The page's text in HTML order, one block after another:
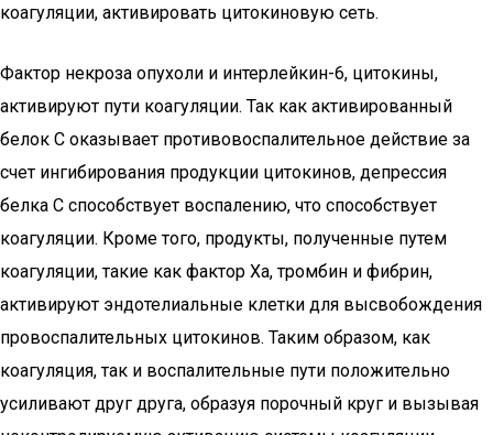
коагуляции, активировать цитокиновую сеть.
Фактор некроза опухоли и интерлейкин-6, цитокины,
активируют пути коагуляции. Так как активированный
белок C оказывает противовоспалительное действие за
счет ингибирования продукции цитокинов, депрессия
белка C способствует воспалению, что способствует
коагуляции. Кроме того, продукты, полученные путем
коагуляции, такие как фактор Ха, тромбин и фибрин,
активируют эндотелиальные клетки для высвобождения
провоспалительных цитокинов. Таким образом, как
коагуляция, так и воспалительные пути положительно
усиливают друг друга, образуя порочный круг и вызывая